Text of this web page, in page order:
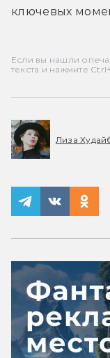
ключевых
Если вы нашли
текста и нажмите
Лиза